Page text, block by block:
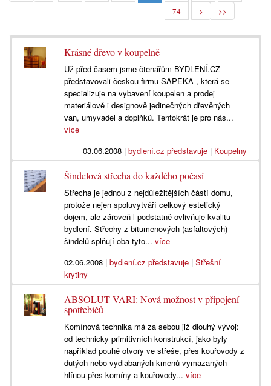
74
> >>
Krásné dřevo v koupelně
Už před časem jsme čtenářům BYDLENÍ.CZ
představovali českou firmu SAPEKA , která se
specializuje na vybavení koupelen a prodej
materiálově i designově jedinečných dřevěných
van, umyvadel a doplňků. Tentokrát je pro nás...
více
03.06.2008| bydlení.cz představuje| Koupelny
Šindelová střecha do každého počasí
Střecha je jednou z nejdůležitějších částí domu,
protože nejen spoluvytváří celkový estetický
dojem, ale zároveň l podstatně ovlivňuje kvalitu
bydlení. Střechy z bitumenových (asfaltových)
šindelů splňují oba tyto...více
02.06.2008 |bydlení.cz představuje |Střešní
krytiny
ABSOLUT VARI: Nová možnost v připojení
spotřebičů
Komínová technika má za sebou již dlouhý vývoj:
od technicky primitivních konstrukcí, jako byly
například pouhé otvory ve střeše, přes kouřovody z
dutých nebo vydlabaných kmenů vymazaných
hlínou přes komíny a kouřovody...více